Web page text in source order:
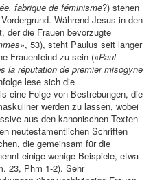
fabrique de féminisme?) stehen
Während Jesus in den
der die Frauen bevorzugte
, 53), steht Paulus seit langer
Frauenfeind zu sein («Paul
la réputation de premier misogyne
lese sich die
eine Folge von Bestrebungen, die
werden zu lassen, wobei
aus den kanonischen Texten
neutestamentlichen Schriften
die gemeinsam für die
einige wenige Beispiele, etwa
23, Phm 1-2). Sehr